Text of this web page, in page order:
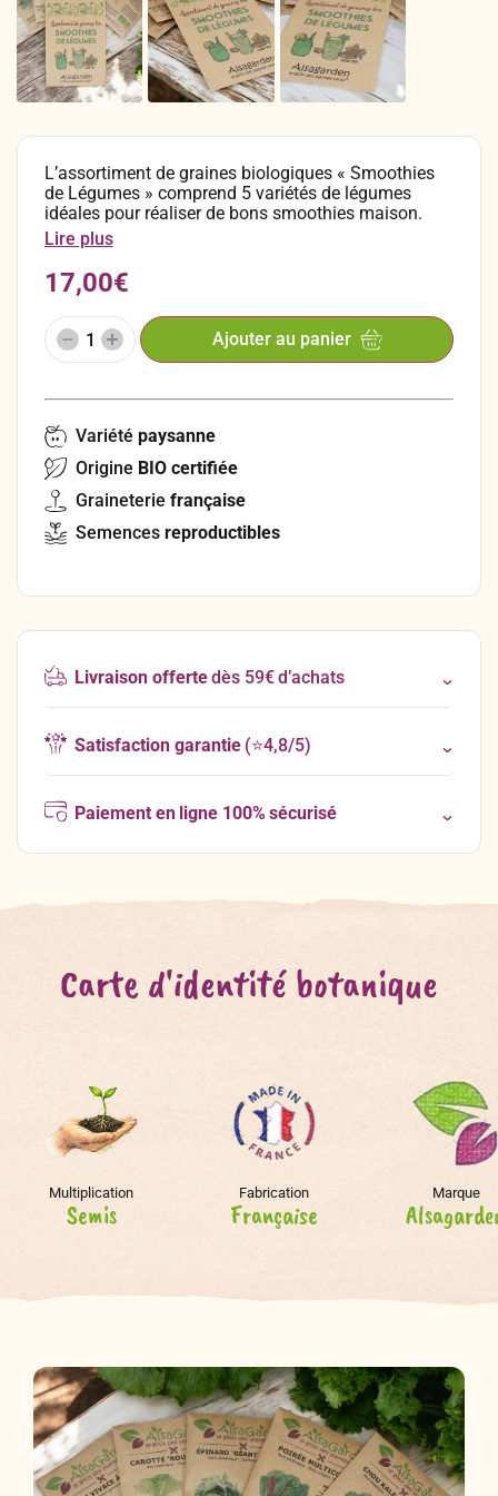
L’assortiment de graines biologiques « Smoothies
de Légumes » comprend 5 variétés de légumes
idéales pour réaliser de bons smoothies maison.
C’est aussi un assortiment fertile, parfait pour offrir
à un(e) passionné(e) de potager en guise de petit
cadeau !
Lire plus
17,00€
Ajouter au panier
Variété paysanne
Origine BIO certifiée
Graineterie française
Semences reproductibles
Livraison offertedès 59€ d’achats
Satisfaction garantie(⭐4,8/5)
Paiement en ligne 100% sécurisé
Carte d'identité botanique
Multiplication
Semis
Fabrication
Française
Marque